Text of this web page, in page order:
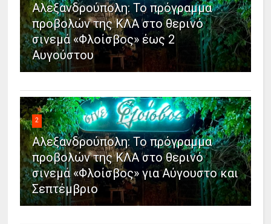
Αλεξανδρούπολη: Το πρόγραμμα
προβολών της ΚΛΑ στο θερινό
σινεμά «Φλοίσβος» έως 2
Αυγούστου
2
Αλεξανδρούπολη: Το πρόγραμμα
προβολών της ΚΛΑ στο θερινό
σινεμά «Φλοίσβος» για Αύγουστο και
Σεπτέμβριο